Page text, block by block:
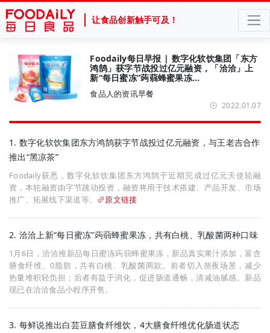
让食品创新触手可及！
Foodaily每日早报 | 数字化软饮集团「东方
鸿鹄」获字节战投过亿元融资，「洽洽」上
新“每日蜜冻”蒟蒻蜂蜜果冻…
食品人的资讯早餐
2022.01.07
1. 数字化软饮集团东方鸿鹄获字节战投过亿元融资，与王老吉合作
推出“黑凉茶”
Foodaily获悉，数字化软饮集团东方鸿鹄于近期完成过亿元天使轮融
资，本轮融资由字节跳动投资，融资将用于技术搭建、产品开发、市场
推广、拓展线下渠道等。
原文链接
2. 洽洽上新“每日蜜冻”蒟蒻蜂蜜果冻，共有白桃、乳酸菌两种口味
1月6日，洽洽推新品每日蜜冻蒟蒻蜂蜜果冻，新品真实果汁添加，富含
膳食纤维、0脂肪，共有白桃、乳酸菌两款。前者切入熬夜场景，减少
热量堆积轻负担；后者有益于消化，促进肠道通畅，清减油腻感。新品
现已在洽洽食品小程序开售。
3. 每鲜说推出白芸豆膳食纤维饮，4大膳食纤维优化肠道状态